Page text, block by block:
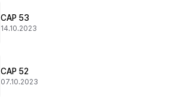
CAP 53
14.10.2023
CAP 52
07.10.2023